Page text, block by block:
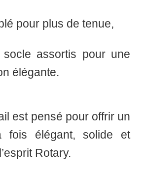
pour plus de tenue,
assortis pour une
élégante.
est pensé pour offrir un
fois élégant, solide et
Rotary.